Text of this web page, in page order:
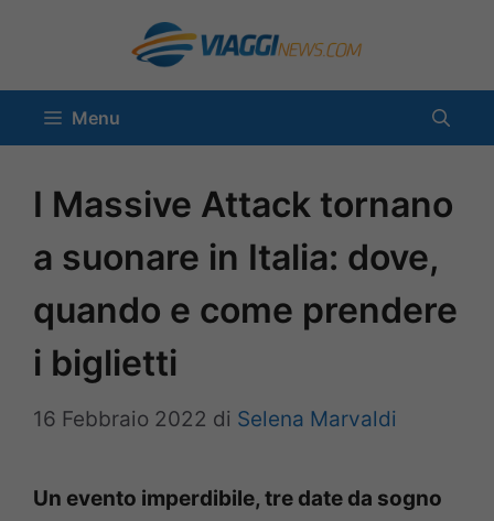
contenuto
Menu
I Massive Attack tornano
a suonare in Italia: dove,
quando e come prendere
i biglietti
16 Febbraio 2022 di Selena Marvaldi
Un evento imperdibile, tre date da sogno